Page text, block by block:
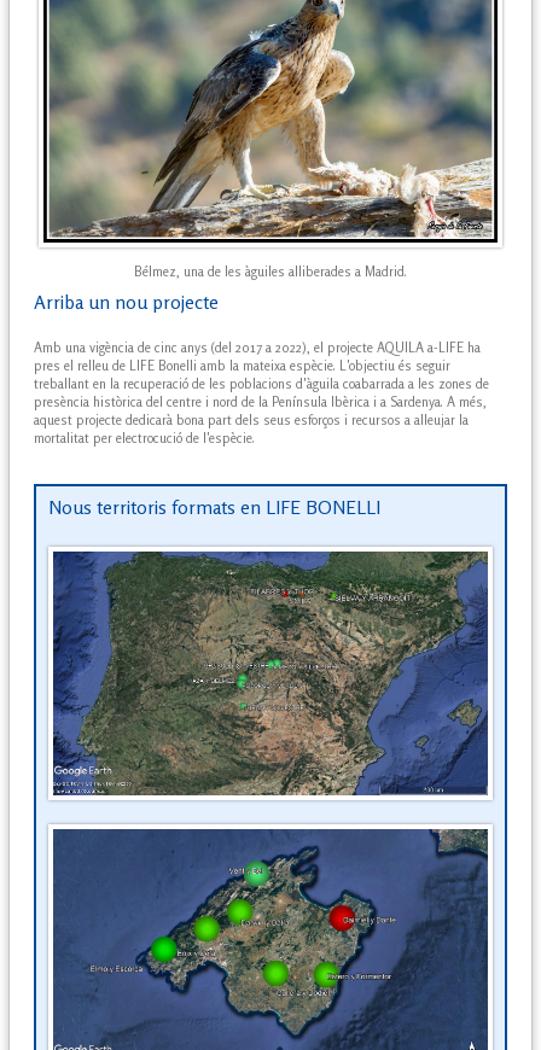
Bélmez, una de les àguiles alliberades a Madrid.
Arriba un nou projecte
Amb una vigència de cinc anys (del 2017 a 2022), el projecte AQUILA a-LIFE ha
pres el relleu de LIFE Bonelli amb la mateixa espècie. L'objectiu és seguir
treballant en la recuperació de les poblacions d'àguila coabarrada a les zones de
presència històrica del centre i nord de la Península Ibèrica i a Sardenya. A més,
aquest projecte dedicarà bona part dels seus esforços i recursos a alleujar la
mortalitat per electrocució de l'espècie.
Nous territoris formats en LIFE BONELLI